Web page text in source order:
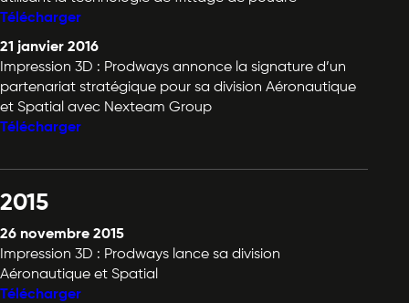
Télécharger
21 janvier 2016
Impression 3D : Prodways annonce la signature d’un
partenariat stratégique pour sa division Aéronautique
et Spatial avec Nexteam Group
Télécharger
2015
26 novembre 2015
Impression 3D : Prodways lance sa division
Aéronautique et Spatial
Télécharger